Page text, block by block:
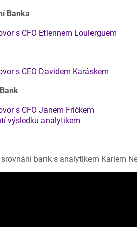
Banka
s CFO Etiennem Loulerguem
s CEO Davidem Karáskem
s CFO Janem Fričkem
výsledků analytikem
bank s analytikem Karlem